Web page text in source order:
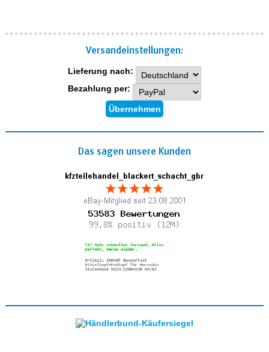
Versand­einstellungen:
Lieferung nach:
Bezahlung per:
Das sagen unsere Kunden